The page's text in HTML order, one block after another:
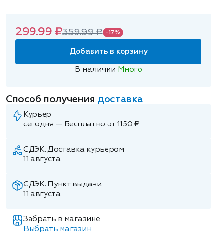
299.99 ₽359.99 ₽ -17%
Добавить в корзину
В наличии Много
Способ получения доставка
Курьер
сегодня — Бесплатно от 1150 ₽
СДЭК. Доставка курьером
11 августа
СДЭК. Пункт выдачи.
11 августа
Забрать в магазине
Выбрать магазин